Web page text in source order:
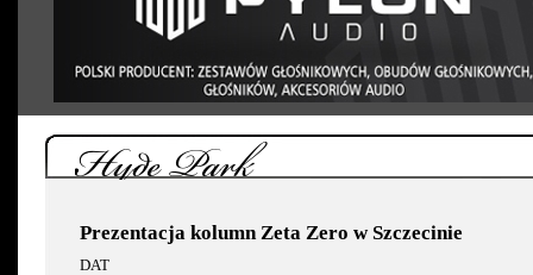
Hyde Park
Prezentacja kolumn Zeta Zero w Szczecinie
DAT